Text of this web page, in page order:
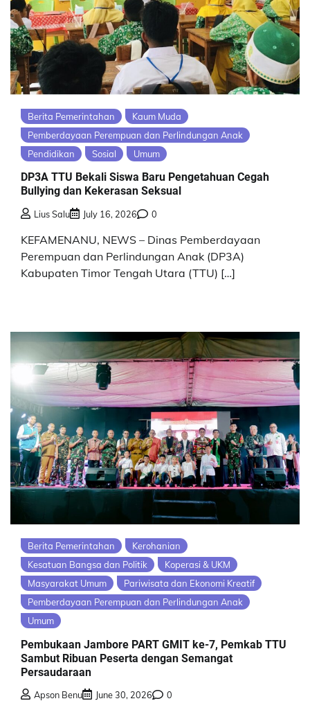
Berita Pemerintahan
Kaum Muda
Pemberdayaan Perempuan dan Perlindungan Anak
Pendidikan
Sosial Umum
DP3A TTU Bekali Siswa Baru Pengetahuan Cegah
Bullying dan Kekerasan Seksual
Lius Salu July 16, 2026 0
KEFAMENANU, NEWS – Dinas Pemberdayaan
Perempuan dan Perlindungan Anak (DP3A)
Kabupaten Timor Tengah Utara (TTU) […]
Berita Pemerintahan
Kerohanian
Kesatuan Bangsa dan Politik
Koperasi & UKM
Masyarakat Umum
Pariwisata dan Ekonomi Kreatif
Pemberdayaan Perempuan dan Perlindungan Anak
Umum
Pembukaan Jambore PART GMIT ke-7, Pemkab TTU
Sambut Ribuan Peserta dengan Semangat
Persaudaraan
Apson Benu June 30, 2026 0